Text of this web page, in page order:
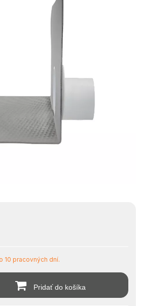
10 pracovných dní.
Pridať do košíka